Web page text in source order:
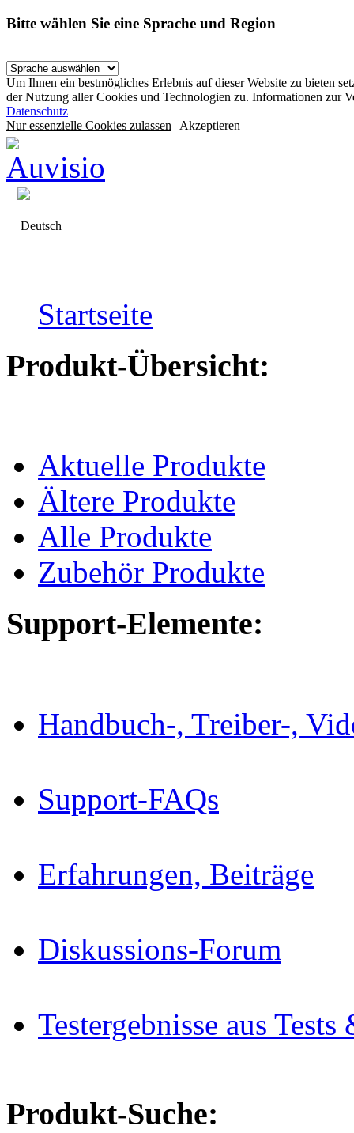
Bitte wählen Sie eine Sprache und Region
Um Ihnen ein bestmögliches Erlebnis auf dieser Website zu bieten
der Nutzung aller Cookies und Technologien zu. Informationen zur
Datenschutz
Nur essenzielle Cookies zulassen Akzeptieren
Deutsch
Startseite
Produkt-Übersicht:
Aktuelle Produkte
Ältere Produkte
Alle Produkte
Zubehör Produkte
Support-Elemente:
Handbuch-, Treiber-,
Support-FAQs
Erfahrungen, Beiträge
Diskussions-Forum
Testergebnisse aus
Produkt-Suche: